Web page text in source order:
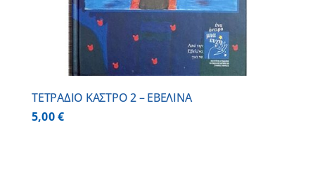
ΤΕΤΡΑΔΙΟ ΚΑΣΤΡΟ 2 – ΕΒΕΛΙΝΑ
5,00€